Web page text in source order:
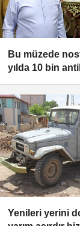
Bu müzede
yılda 10 bin
Yenileri yerini